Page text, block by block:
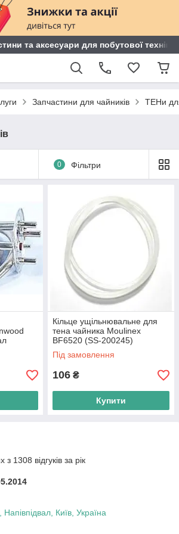
та аксесуари для побутової техніки
Запчастини для чайників ТЕНи
0 Фільтри
Кільце ущільнювальне для
тена чайника Moulinex
BF6520 (SS-200245)
Під замовлення
106 ₴
Купити
1308 відгуків за рік
Київ, Україна